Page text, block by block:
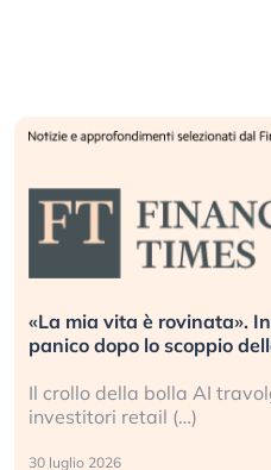
in preda al
bolla AI
il Kospi, mentre gli